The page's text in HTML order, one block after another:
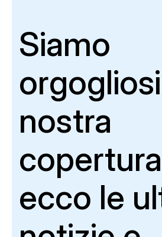
Siamo
nostra
ecco le